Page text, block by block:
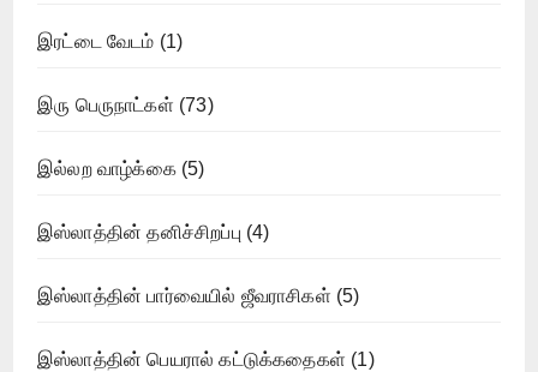
இரட்டை வேடம் (1)
இரு பெருநாட்கள் (73)
இல்லற வாழ்க்கை(5)
இஸ்லாத்தின் தனிச்சிறப்பு (4)
இஸ்லாத்தின் பார்வையில் ஜீவராசிகள் (5)
இஸ்லாத்தின் பெயரால் கட்டுக்கதைகள் (1)